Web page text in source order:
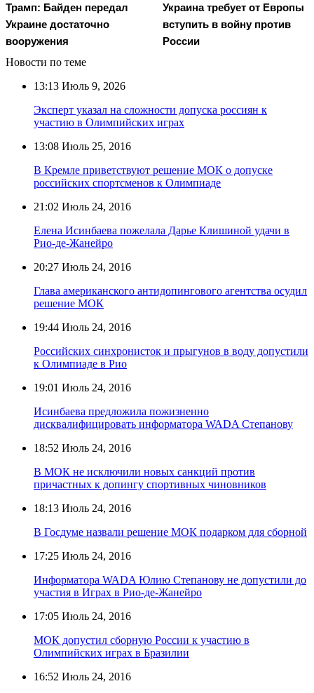
Трамп: Байден передал
Украине достаточно
вооружения
Украина требует от Европы
вступить в войну против
России
Новости по теме
13:13 Июль 9, 2026
Эксперт указал на сложности допуска россиян к
участию в Олимпийских играх
13:08 Июль 25, 2016
В Кремле приветствуют решение МОК о допуске
российских спортсменов к Олимпиаде
21:02 Июль 24, 2016
Елена Исинбаева пожелала Дарье Клишиной удачи в
Рио-де-Жанейро
20:27 Июль 24, 2016
Глава американского антидопингового агентства осудил
решение МОК
19:44 Июль 24, 2016
Российских синхронисток и прыгунов в воду допустили
к Олимпиаде в Рио
19:01 Июль 24, 2016
Исинбаева предложила пожизненно
дисквалифицировать информатора WADA Степанову
18:52 Июль 24, 2016
В МОК не исключили новых санкций против
причастных к допингу спортивных чиновников
18:13 Июль 24, 2016
В Госдуме назвали решение МОК подарком для сборной
17:25 Июль 24, 2016
Информатора WADA Юлию Степанову не допустили до
участия в Играх в Рио-де-Жанейро
17:05 Июль 24, 2016
МОК допустил сборную России к участию в
Олимпийских играх в Бразилии
16:52 Июль 24, 2016